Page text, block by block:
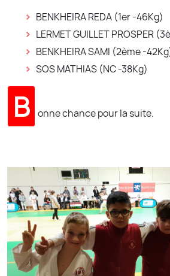
BENKHEIRA REDA (1er -46Kg)
LERMET GUILLET PROSPER
BENKHEIRA SAMI (2ème -
SOS MATHIAS (NC -38Kg)
B onne chance pour la suite.